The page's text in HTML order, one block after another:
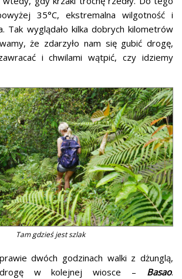
35°C, ekstremalna wilgotność i
Tak wyglądało kilka dobrych kilometrów
że zdarzyło nam się gubić drogę,
i chwilami wątpić, czy idziemy
Tam gdzieś jest szlak
dwóch godzinach walki z dżunglą,
w kolejnej wiosce – Basao.